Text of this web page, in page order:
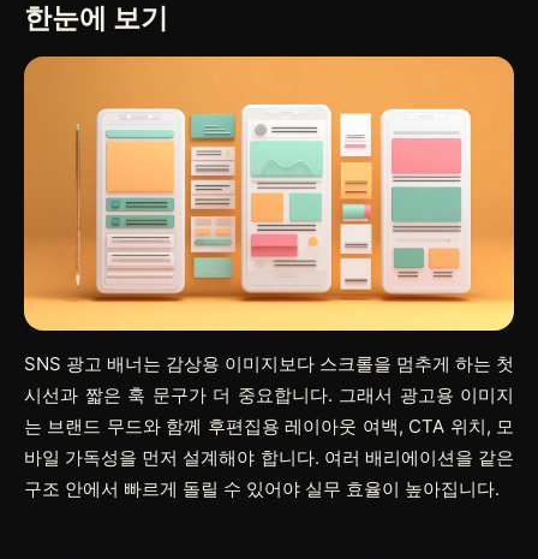
한눈에 보기
SNS 광고 배너는 감상용 이미지보다 스크롤을 멈추게 하는 첫
시선과 짧은 훅 문구가 더 중요합니다. 그래서 광고용 이미지
는 브랜드 무드와 함께 후편집용 레이아웃 여백, CTA 위치, 모
바일 가독성을 먼저 설계해야 합니다. 여러 배리에이션을 같은
구조 안에서 빠르게 돌릴 수 있어야 실무 효율이 높아집니다.